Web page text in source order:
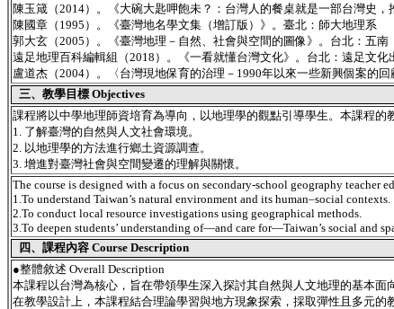
陳玉箴（2014）。《大碗大匙呷飽未？：台灣人的餐桌就是一部台灣史
陳國章（1995）。《臺灣地名學文集（增訂版）》。臺北：師大地理系
郭大玄（2005）。《臺灣地理－自然、社會與空間的圖像》。台北：五南
遠足地理百科編輯組（2018）。《一看就懂台灣文化》。台北：遠足文化
盧道杰（2004）。〈台灣現地保育的治理－1990年以來一些新興個案的
三、教學目標 Objectives
課程將以中學地理師資培育為導向，以地理學的觀點引導學生。本課程的
1. 了解臺灣的自然與人文社會環境。
2. 以地理學的方法進行鄉土資源調查。
3. 增進對臺灣社會與空間變遷的理解與關懷。
The course is designed with a focus on secondary-school geography
1.To understand Taiwan’s natural environment and its human–social contexts.
2.To conduct local resource investigations using geographical methods.
3.To deepen students’ understanding of—and care for—Taiwan’s social and
四、課程內容 Course Description
●整體敘述 Overall Description
本課程以台灣為核心，旨在帶領學生深入探討其自然與人文地理的基本
在教學設計上，本課程結合理論學習與地方現象探索，採取彈性且多元